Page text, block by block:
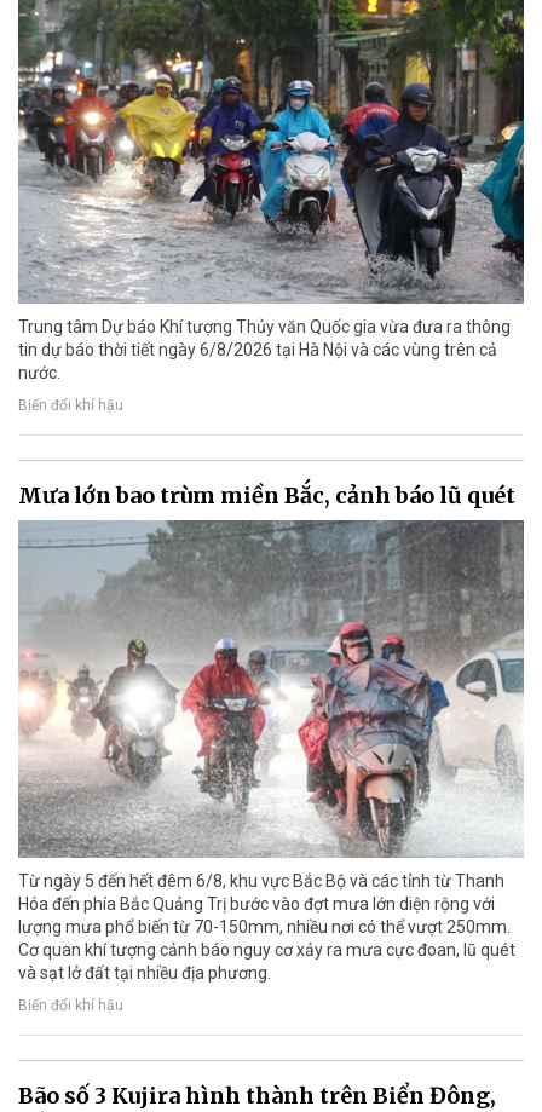
Trung tâm Dự báo Khí tượng Thủy văn Quốc gia vừa đưa ra thông
tin dự báo thời tiết ngày 6/8/2026 tại Hà Nội và các vùng trên cả
nước.
Biến đổi khí hậu
Mưa lớn bao trùm miền Bắc, cảnh báo lũ quét
Từ ngày 5 đến hết đêm 6/8, khu vực Bắc Bộ và các tỉnh từ Thanh
Hóa đến phía Bắc Quảng Trị bước vào đợt mưa lớn diện rộng với
lượng mưa phổ biến từ 70-150mm, nhiều nơi có thể vượt 250mm.
Cơ quan khí tượng cảnh báo nguy cơ xảy ra mưa cực đoan, lũ quét
và sạt lở đất tại nhiều địa phương.
Biến đổi khí hậu
Bão số 3 Kujira hình thành trên Biển Đông,